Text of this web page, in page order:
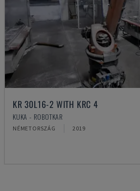
KR 30L16-2 WITH KRC 4
KUKA - ROBOTKAR
NÉMETORSZÁG 2019